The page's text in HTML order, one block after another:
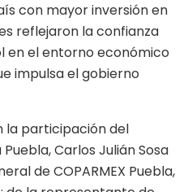
con mayor inversión en
reflejaron la confianza
en el entorno económico
impulsa el gobierno
la participación del
Carlos Julián Sosa
de COPARMEX Puebla,